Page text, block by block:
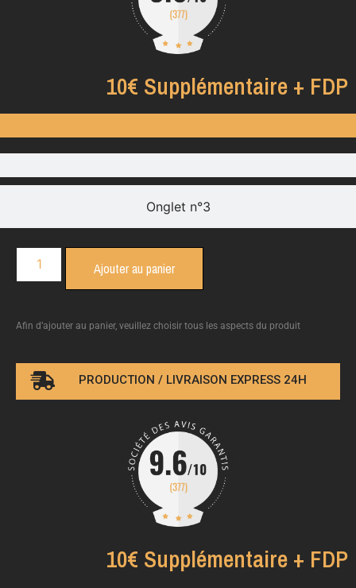
10€ Supplémentaire + FDP
Onglet n°3
Ajouter au panier
Afin d’ajouter au panier, veuillez choisir tous les aspects du produit
PRODUCTION / LIVRAISON EXPRESS 24H
10€ Supplémentaire + FDP